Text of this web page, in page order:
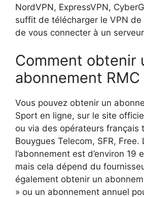
NordVPN, ExpressVPN,
suffit de télécharger le VPN
de vous connecter à un
Comment obtenir
abonnement
Vous pouvez obtenir un
Sport en ligne, sur le site
ou via des opérateurs français
Bouygues Telecom, SFR, Free.
l’abonnement est d’environ 19
mais cela dépend du
également obtenir un
» ou un abonnement annuel